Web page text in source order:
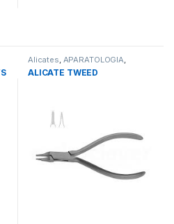
Alicates, APARATOLOGIA,
Instrumental
ALICATE TWEED